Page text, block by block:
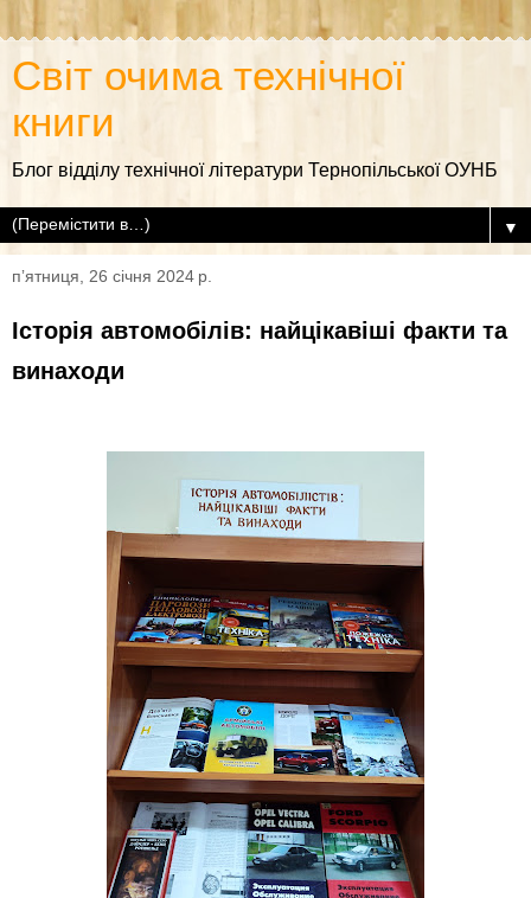
Світ очима технічної
книги
Блог відділу технічної літератури Тернопільської ОУНБ
▼
пʼятниця, 26 січня 2024 р.
Історія автомобілів: найцікавіші факти та
винаходи